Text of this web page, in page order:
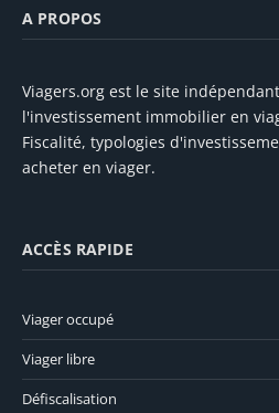
A PROPOS
Viagers.org est le site
l'investissement immobilier en
Fiscalité, typologies
acheter en viager.
ACCÈS RAPIDE
Viager occupé
Viager libre
Défiscalisation